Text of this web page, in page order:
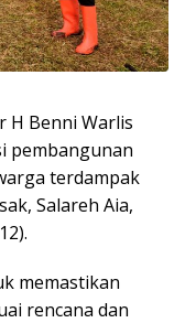
H Benni Warlis
pembangunan
terdampak
Salareh Aia,
memastikan
rencana dan